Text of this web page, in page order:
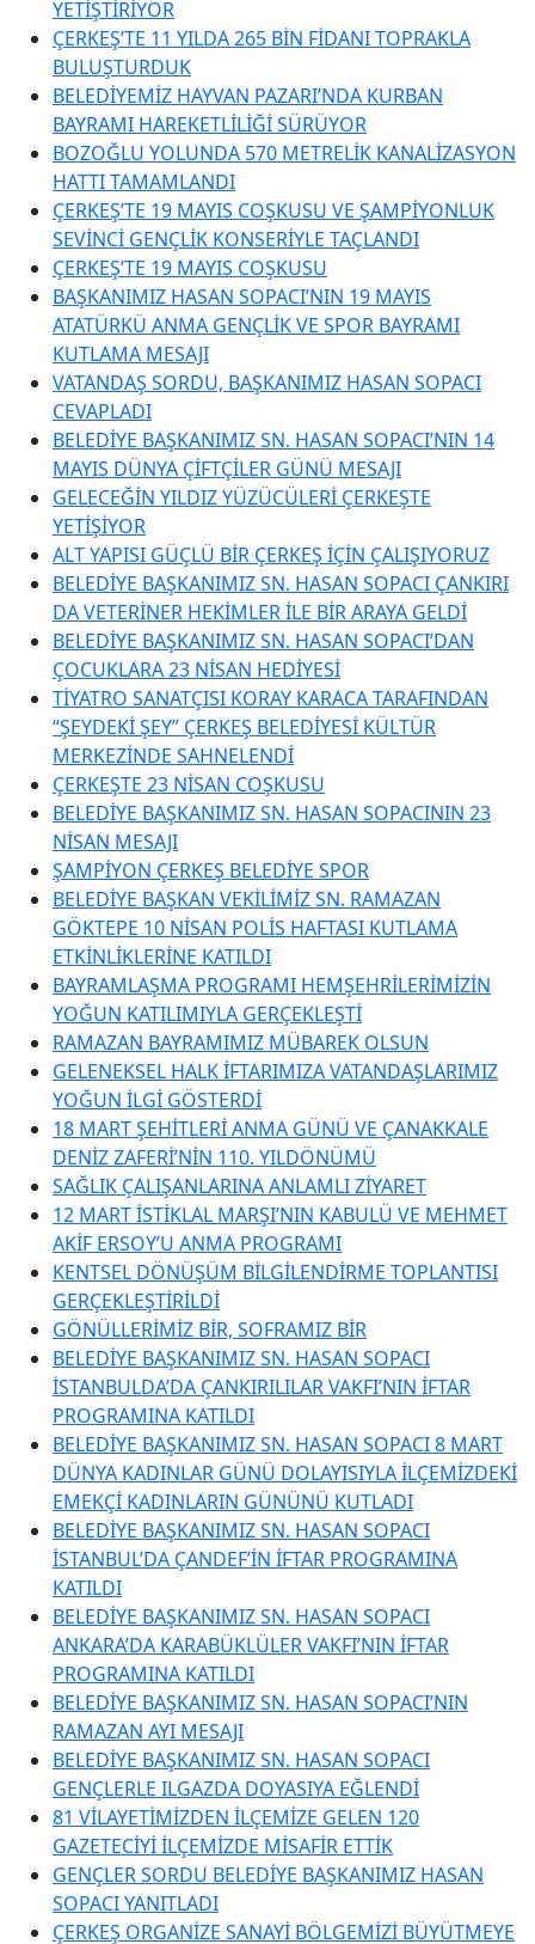
YETİŞTİRİYOR
ÇERKEŞ’TE 11 YILDA 265 BİN FİDANI TOPRAKLA
BULUŞTURDUK
BELEDİYEMİZ HAYVAN PAZARI’NDA KURBAN
BAYRAMI HAREKETLİLİĞİ SÜRÜYOR
BOZOĞLU YOLUNDA 570 METRELİK KANALİZASYON
HATTI TAMAMLANDI
ÇERKEŞ’TE 19 MAYIS COŞKUSU VE ŞAMPİYONLUK
SEVİNCİ GENÇLİK KONSERİYLE TAÇLANDI
ÇERKEŞ’TE 19 MAYIS COŞKUSU
BAŞKANIMIZ HASAN SOPACI’NIN 19 MAYIS
ATATÜRKÜ ANMA GENÇLİK VE SPOR BAYRAMI
KUTLAMA MESAJI
VATANDAŞ SORDU, BAŞKANIMIZ HASAN SOPACI
CEVAPLADI
BELEDİYE BAŞKANIMIZ SN. HASAN SOPACI’NIN 14
MAYIS DÜNYA ÇİFTÇİLER GÜNÜ MESAJI
GELECEĞİN YILDIZ YÜZÜCÜLERİ ÇERKEŞTE
YETİŞİYOR
ALT YAPISI GÜÇLÜ BİR ÇERKEŞ İÇİN ÇALIŞIYORUZ
BELEDİYE BAŞKANIMIZ SN. HASAN SOPACI ÇANKIRI
DA VETERİNER HEKİMLER İLE BİR ARAYA GELDİ
BELEDİYE BAŞKANIMIZ SN. HASAN SOPACI’DAN
ÇOCUKLARA 23 NİSAN HEDİYESİ
TİYATRO SANATÇISI KORAY KARACA TARAFINDAN
“ŞEYDEKİ ŞEY” ÇERKEŞ BELEDİYESİ KÜLTÜR
MERKEZİNDE SAHNELENDİ
ÇERKEŞTE 23 NİSAN COŞKUSU
BELEDİYE BAŞKANIMIZ SN. HASAN SOPACININ 23
NİSAN MESAJI
ŞAMPİYON ÇERKEŞ BELEDİYE SPOR
BELEDİYE BAŞKAN VEKİLİMİZ SN. RAMAZAN
GÖKTEPE 10 NİSAN POLİS HAFTASI KUTLAMA
ETKİNLİKLERİNE KATILDI
BAYRAMLAŞMA PROGRAMI HEMŞEHRİLERİMİZİN
YOĞUN KATILIMIYLA GERÇEKLEŞTİ
RAMAZAN BAYRAMIMIZ MÜBAREK OLSUN
GELENEKSEL HALK İFTARIMIZA VATANDAŞLARIMIZ
YOĞUN İLGİ GÖSTERDİ
18 MART ŞEHİTLERİ ANMA GÜNÜ VE ÇANAKKALE
DENİZ ZAFERİ’NİN 110. YILDÖNÜMÜ
SAĞLIK ÇALIŞANLARINA ANLAMLI ZİYARET
12 MART İSTİKLAL MARŞI’NIN KABULÜ VE MEHMET
AKİF ERSOY’U ANMA PROGRAMI
KENTSEL DÖNÜŞÜM BİLGİLENDİRME TOPLANTISI
GERÇEKLEŞTİRİLDİ
GÖNÜLLERİMİZ BİR, SOFRAMIZ BİR
BELEDİYE BAŞKANIMIZ SN. HASAN SOPACI
İSTANBULDA’DA ÇANKIRILILAR VAKFI’NIN İFTAR
PROGRAMINA KATILDI
BELEDİYE BAŞKANIMIZ SN. HASAN SOPACI 8 MART
DÜNYA KADINLAR GÜNÜ DOLAYISIYLA İLÇEMİZDEKİ
EMEKÇİ KADINLARIN GÜNÜNÜ KUTLADI
BELEDİYE BAŞKANIMIZ SN. HASAN SOPACI
İSTANBUL’DA ÇANDEF’İN İFTAR PROGRAMINA
KATILDI
BELEDİYE BAŞKANIMIZ SN. HASAN SOPACI
ANKARA’DA KARABÜKLÜLER VAKFI’NIN İFTAR
PROGRAMINA KATILDI
BELEDİYE BAŞKANIMIZ SN. HASAN SOPACI’NIN
RAMAZAN AYI MESAJI
BELEDİYE BAŞKANIMIZ SN. HASAN SOPACI
GENÇLERLE ILGAZDA DOYASIYA EĞLENDİ
81 VİLAYETİMİZDEN İLÇEMİZE GELEN 120
GAZETECİYİ İLÇEMİZDE MİSAFİR ETTİK
GENÇLER SORDU BELEDİYE BAŞKANIMIZ HASAN
SOPACI YANITLADI
ÇERKEŞ ORGANİZE SANAYİ BÖLGEMİZİ BÜYÜTMEYE